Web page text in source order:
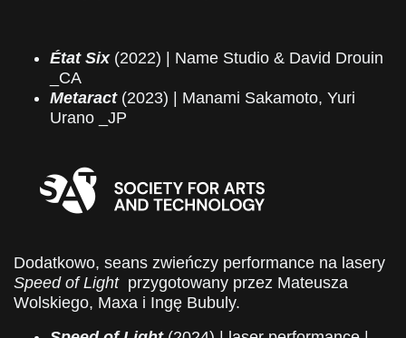
État Six (2022) | Name Studio & David Drouin
_CA
Metaract (2023) | Manami Sakamoto, Yuri
Urano _JP
Dodatkowo, seans zwieńczy performance na lasery
Speed of Light przygotowany przez Mateusza
Wolskiego, Maxa i Ingę Bubuly.